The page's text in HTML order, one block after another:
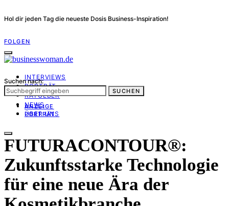
Hol dir jeden Tag die neueste Dosis Business-Inspiration!
FOLGEN
INTERVIEWS
PORTRÄT
RATGEBER
NEWS
ÜBER UNS
Suchen nach:
SUCHEN
ANZEIGE
PORTRÄT
FUTURACONTOUR®:
Zukunftsstarke Technologie
für eine neue Ära der